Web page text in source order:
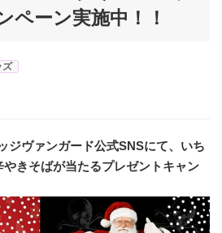
ペーン実施中！！
ズ
ジヴァンガード公式SNSにて、いち
きそばが当たるプレゼントキャン